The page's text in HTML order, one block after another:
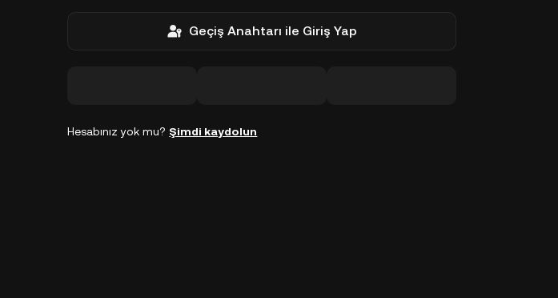
Geçiş Anahtarı ile Giriş Yap
Hesabınız yok mu? Şimdi kaydolun